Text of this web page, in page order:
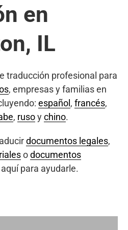
en
IL
traducción profesional para
, empresas y familias en
español , francés,
, rusoychino.
documentos legales,
odocumentos
para ayudarle.